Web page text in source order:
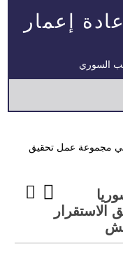
إعمار
السوري
في مجموعة عمل تحقيق